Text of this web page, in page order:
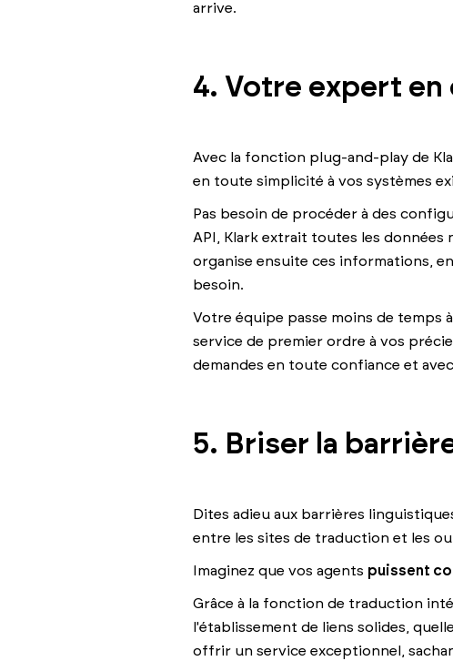
arrive.
4. Votre expert en
Avec la fonction plug-and-play de
en toute simplicité à vos systèmes
Pas besoin de procéder à des
API, Klark extrait toutes les données
organise ensuite ces informations,
besoin.
Votre équipe passe moins de temps
service de premier ordre à vos
demandes en toute confiance et
5. Briser la
Dites adieu aux barrières
entre les sites de traduction et les
Imaginez que vos agents puissent
Grâce à la fonction de traduction
l'établissement de liens solides,
offrir un service exceptionnel,